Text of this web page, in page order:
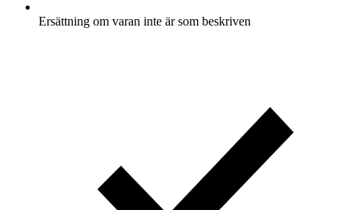
Ersättning om varan inte är som beskriven